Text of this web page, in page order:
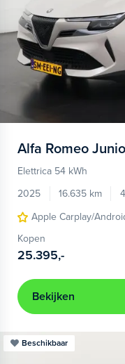
Alfa Romeo
Elettrica 54 kWh
2025
16.635 km
Apple Carplay/
Kopen
25.395,-
Bekijken
Beschikbaar